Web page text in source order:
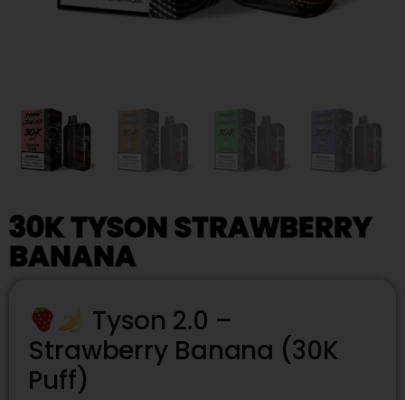
30K TYSON STRAWBERRY
BANANA
Tyson 2.0 –
Strawberry Banana (30K
Puff)